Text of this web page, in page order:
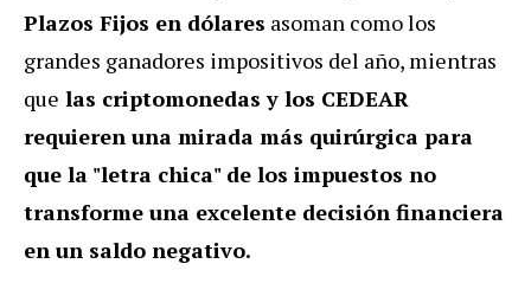
Plazos Fijos en dólares asoman como los
grandes ganadores impositivos del año, mientras
que las criptomonedas y los CEDEAR
requieren una mirada más quirúrgica para
que la "letra chica" de los impuestos no
transforme una excelente decisión financiera
en un saldo negativo.